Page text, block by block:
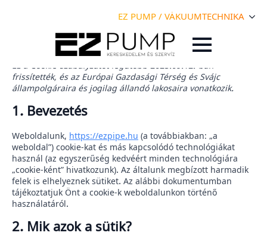
EZ PUMP / VÁKUUMTECHNIKA
Ez a Cookie-szabályzatot legutóbb 2025.09.12.-ban
frissítették, és az Európai Gazdasági Térség és Svájc
állampolgáraira és jogilag állandó lakosaira vonatkozik.
1. Bevezetés
Weboldalunk, https://ezpipe.hu (a továbbiakban: „a
weboldal”) cookie-kat és más kapcsolódó technológiákat
használ (az egyszerűség kedvéért minden technológiára
„cookie-ként” hivatkozunk). Az általunk megbízott harmadik
felek is elhelyeznek sütiket. Az alábbi dokumentumban
tájékoztatjuk Önt a cookie-k weboldalunkon történő
használatáról.
2. Mik azok a sütik?